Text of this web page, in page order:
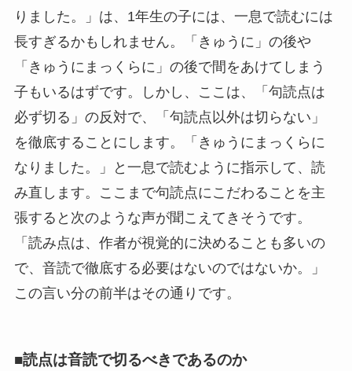
りました。」は、1年生の子には、一息で読むには
長すぎるかもしれません。「きゅうに」の後や
「きゅうにまっくらに」の後で間をあけてしまう
子もいるはずです。しかし、ここは、「句読点は
必ず切る」の反対で、「句読点以外は切らない」
を徹底することにします。「きゅうにまっくらに
なりました。」と一息で読むように指示して、読
み直します。ここまで句読点にこだわることを主
張すると次のような声が聞こえてきそうです。
「読み点は、作者が視覚的に決めることも多いの
で、音読で徹底する必要はないのではないか。」
この言い分の前半はその通りです。
■読点は音読で切るべきであるのか